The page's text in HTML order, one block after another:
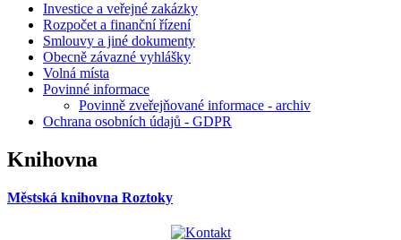
Investice a veřejné zakázky
Rozpočet a finanční řízení
Smlouvy a jiné dokumenty
Obecně závazné vyhlášky
Volná místa
Povinné informace
Povinně zveřejňované informace - archiv
Ochrana osobních údajů - GDPR
Knihovna
Městská knihovna Roztoky